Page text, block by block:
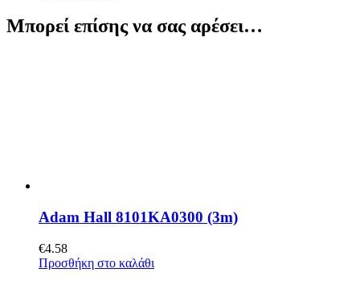
Μπορεί επίσης να σας αρέσει…
Adam Hall 8101KA0300 (3m)
€4.58
Προσθήκη στο καλάθι